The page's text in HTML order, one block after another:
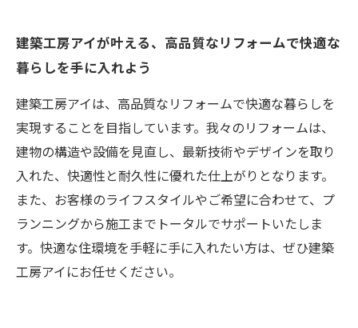
建築工房アイが叶える、高品質なリフォームで快適な
暮らしを手に入れよう
建築工房アイは、高品質なリフォームで快適な暮らしを
実現することを目指しています。我々のリフォームは、
建物の構造や設備を見直し、最新技術やデザインを取り
入れた、快適性と耐久性に優れた仕上がりとなります。
また、お客様のライフスタイルやご希望に合わせて、プ
ランニングから施工までトータルでサポートいたしま
す。快適な住環境を手軽に手に入れたい方は、ぜひ建築
工房アイにお任せください。